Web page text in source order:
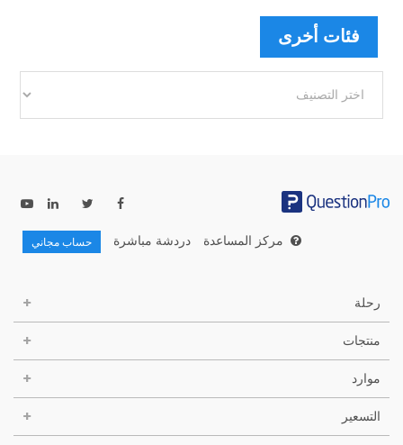
فئات أخرى
أخرى
مركز المساعدة دردشة مباشرة حساب مجاني
رحلة
منتجات
موارد
التسعير